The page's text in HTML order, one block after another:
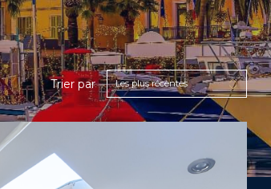
Trier par Les plus récentes